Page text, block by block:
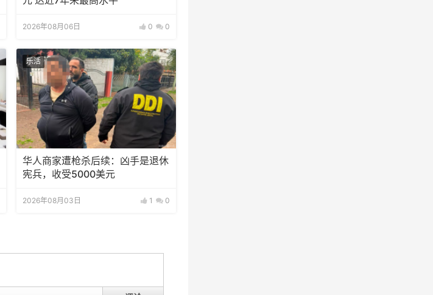
2026年08月06日 0 0
乐活
华人商家遭枪杀后续：凶手是退休
宪兵，收受5000美元
2026年08月03日 1 0